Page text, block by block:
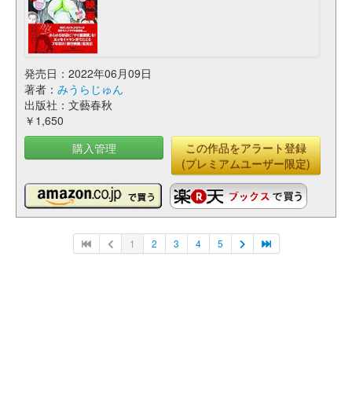
発売日：2022年06月09日
著者： みうらじゅん
出版社：文藝春秋
￥1,650
購入管理
この作品をアラート登録
(プレミアムユーザー限定)
1 2 3 4 5